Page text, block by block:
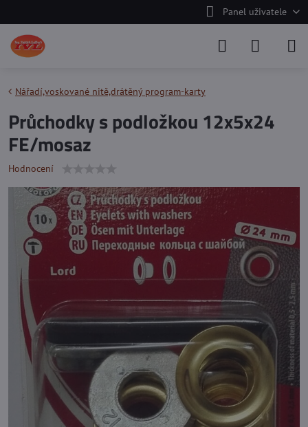
Panel uživatele
Nářadí,voskované nitě,drátěný program-karty
Průchodky s podložkou 12x5x24
FE/mosaz
Hodnocení